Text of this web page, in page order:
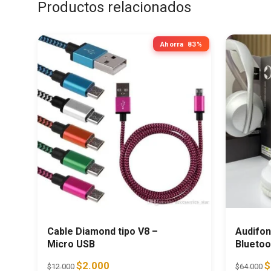
Productos relacionados
Ahorra 83%
Cable Diamond tipo V8 –
Micro USB
$12.000 Original price was: $12.000.
$2.000 $64.000 $